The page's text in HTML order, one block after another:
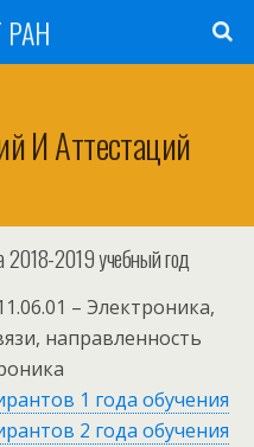
И Аттестаций
2018-2019 учебный год
– Электроника,
направленность
1 года обучения
2 года обучения